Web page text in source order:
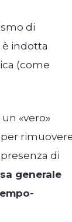
di
è indotta
(come
«vero»
di
generale